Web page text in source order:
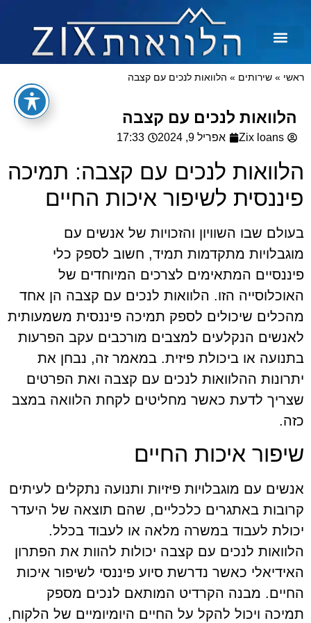
ראשי » שירותים » הלוואות לנכים עם קצבה
הלוואות לנכים עם קצבה
Zix loans אפריל 9, 2024 17:33
הלוואות לנכים עם קצבה: תמיכה
פיננסית לשיפור איכות החיים
בעולם שבו השוויון והזכויות של אנשים עם
מוגבלויות מתקדמות תמיד, חשוב לספק כלי
פיננסיים המתאימים לצרכים המיוחדים של
האוכלוסייה הזו. הלוואות לנכים עם קצבה הן אחד
מהכלים שיכולים לספק תמיכה פיננסית משמעותית
לאנשים הנקלעים למצבים מורכבים עקב הפרעות
בתנועה או ביכולת פיזית. במאמר זה, נבחן את
יתרונות ההלוואות לנכים עם קצבה ואת הפרטים
שצריך לדעת כאשר מחליטים לקחת הלוואה במצב
כזה.
שיפור איכות החיים
אנשים עם מוגבלויות פיזיות ותנועה נתקלים לעיתים
קרובות באתגרים כלכליים, שהם תוצאה של היעדר
יכולת לעבוד במשרה מלאה או לעבוד בכלל.
הלוואות לנכים עם קצבה יכולות להוות את הפתרון
האידיאלי כאשר נדרשת סיוע פיננסי לשיפור איכות
החיים. מבנה הקרדיט המותאם לנכים מספק
תמיכה ויכול להקל על החיים היומיומיים של הלקוח,